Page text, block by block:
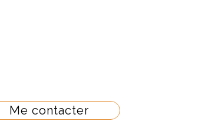
Me contacter